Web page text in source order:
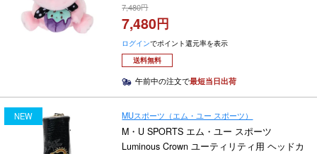
7,480
7,480
ログインでポイント還元率を表示
送料無料
午前中の注文で最短当日出荷
NEW MUスポーツ（エム・ユー スポーツ）
M・U SPORTS エム・ユー スポーツ
Luminous Crown ユーティリティ用 ヘッドカ